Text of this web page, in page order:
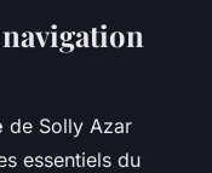
de Solly Azar
essentiels du